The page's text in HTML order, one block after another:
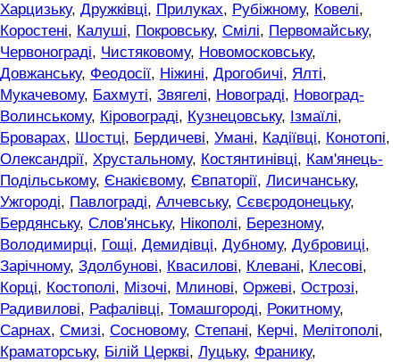
Харцизьку, Дружківці, Прилуках, Рубіжному, Ковелі,
Коростені, Калуші, Покровську, Смілі, Первомайську,
Червонограді, Чистяковому, Новомосковську,
Довжанську, Феодосії, Ніжині, Дрогобичі, Ялті,
Мукачевому, Бахмуті, Звягелі, Новограді, Новоград-
Волинському, Кіровограді, Кузнецовську, Ізмаїлі,
Броварах, Шостці, Бердичеві, Умані, Кадіївці, Конотопі,
Олександрії, Хрустальному, Костянтинівці, Кам'янець-
Подільському, Єнакієвому, Євпаторії, Лисичанську,
Ужгороді, Павлограді, Алчевську, Сєвєродонецьку,
Бердянську, Слов'янську, Нікополі, Березному,
Володимирці, Гощі, Демидівці, Дубному, Дубровиці,
Зарічному, Здолбунові, Квасилові, Клевані, Клесові,
Корці, Костополі, Мізочі, Млинові, Оржеві, Острозі,
Радивилові, Рафалівці, Томашгороді, Рокитному,
Сарнах, Смизі, Сосновому, Степані, Керчі, Мелітополі,
Краматорську, Білій Церкві, Луцьку, Франику,